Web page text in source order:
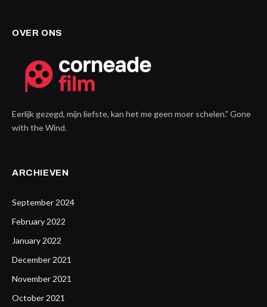
OVER ONS
Eerlijk gezegd, mijn liefste, kan het me geen moer schelen." Gone
with the Wind.
ARCHIEVEN
September 2024
February 2022
January 2022
December 2021
November 2021
October 2021